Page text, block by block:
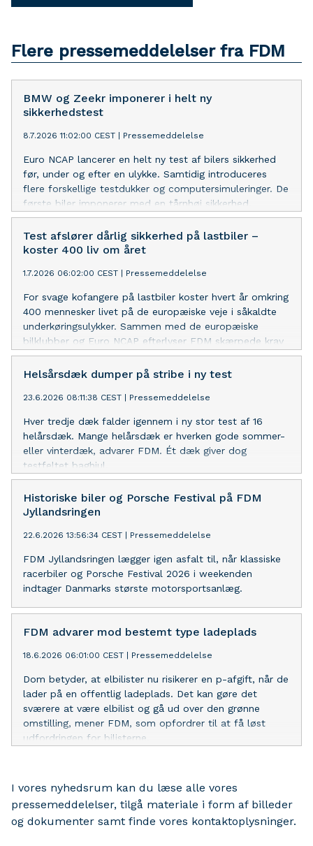
Flere pressemeddelelser fra FDM
BMW og Zeekr imponerer i helt ny
sikkerhedstest
8.7.2026 11:02:00 CEST Pressemeddelelse
Euro NCAP lancerer en helt ny test af bilers sikkerhed
før, under og efter en ulykke. Samtidig introduceres
flere forskellige testdukker og computersimuleringer. De
første biler imponerer med en tårnhøj sikkerhed.
Test afslører dårlig sikkerhed på lastbiler –
koster 400 liv om året
1.7.2026 06:02:00 CEST Pressemeddelelse
For svage kofangere på lastbiler koster hvert år omkring
400 mennesker livet på de europæiske veje i såkaldte
underkøringsulykker. Sammen med de europæiske
bilklubber og Euro NCAP efterlyser FDM skærpede krav
til kofangerne.
Helsårsdæk dumper på stribe i ny test
23.6.2026 08:11:38 CEST Pressemeddelelse
Hver tredje dæk falder igennem i ny stor test af 16
helårsdæk. Mange helårsdæk er hverken gode sommer-
eller vinterdæk, advarer FDM. Ét dæk giver dog
testfeltet baghjul.
Historiske biler og Porsche Festival på FDM
Jyllandsringen
22.6.2026 13:56:34 CEST Pressemeddelelse
FDM Jyllandsringen lægger igen asfalt til, når klassiske
racerbiler og Porsche Festival 2026 i weekenden
indtager Danmarks største motorsportsanlæg.
FDM advarer mod bestemt type ladeplads
18.6.2026 06:01:00 CEST Pressemeddelelse
Dom betyder, at elbilister nu risikerer en p-afgift, når de
lader på en offentlig ladeplads. Det kan gøre det
sværere at være elbilist og gå ud over den grønne
omstilling, mener FDM, som opfordrer til at få løst
udfordringen for bilisterne.
I vores nyhedsrum kan du læse alle vores
pressemeddelelser, tilgå materiale i form af billeder
og dokumenter samt finde vores kontaktoplysninger.